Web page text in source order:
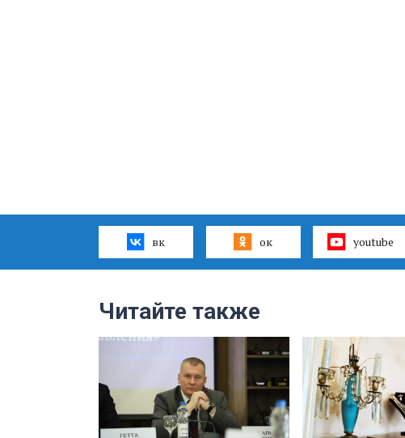
вк ок youtube
Читайте также